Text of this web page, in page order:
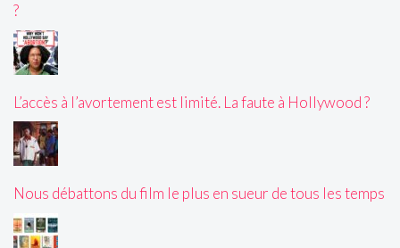
?
L’accès à l’avortement est limité. La faute à Hollywood ?
Nous débattons du film le plus en sueur de tous les temps